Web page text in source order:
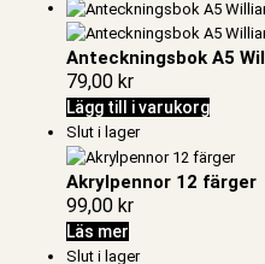
Anteckningsbok A5
79,00 kr
Lägg till i varukorg
Slut i lager
Akrylpennor 12 färger
99,00 kr
Läs mer
Slut i lager